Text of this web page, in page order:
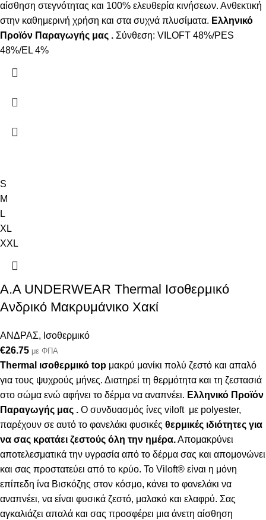
αίσθηση στεγνότητας και 100% ελευθερία κινήσεων. Ανθεκτική
στην καθημερινή χρήση και στα συχνά πλυσίματα. Ελληνικό
Προϊόν Παραγωγής μας . Σύνθεση: VILOFT 48%/PES
48%/EL 4%
S
M
L
XL
XXL
Α.A UNDERWEAR Thermal Ισοθερμικό
Ανδρικό Μακρυμάνικο Χακί
ΑΝΔΡΑΣ, Ισοθερμικό
€26.75 με ΦΠΑ
Thermal ισοθερμικό top μακρύ μανίκι πολύ ζεστό και απαλό
για τους ψυχρούς μήνες. Διατηρεί τη θερμότητα και τη ζεστασιά
στο σώμα ενώ αφήνει το δέρμα να αναπνέει. Ελληνικό Προϊόν
Παραγωγής μας . Ο συνδυασμός ίνες viloft με polyester,
παρέχουν σε αυτό το φανελάκι φυσικές θερμικές ιδιότητες για
να σας κρατάει ζεστούς όλη την ημέρα.Απομακρύνει
αποτελεσματικά την υγρασία από το δέρμα σας και απομονώνει
και σας προστατεύει από το κρύο. Το Viloft® είναι η μόνη
επίπεδη ίνα Βισκόζης στον κόσμο, κάνει το φανελάκι να
αναπνέει, να είναι φυσικά ζεστό, μαλακό και ελαφρύ. Σας
αγκαλιάζει απαλά και σας προσφέρει μια άνετη αίσθηση